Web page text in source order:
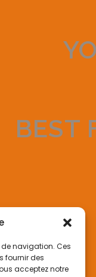
de navigation. Ces
fournir des
acceptez notre
BEST